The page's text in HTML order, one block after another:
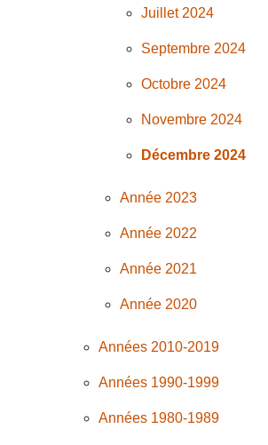
Juillet 2024
Septembre 2024
Octobre 2024
Novembre 2024
Décembre 2024
Année 2023
Année 2022
Année 2021
Année 2020
Années 2010-2019
Années 1990-1999
Années 1980-1989